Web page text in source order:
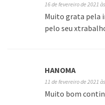
16 de fevereiro de 2021
Muito grata pela
pelo seu
HANOMA
11 de fevereiro de 2021
Muito bom